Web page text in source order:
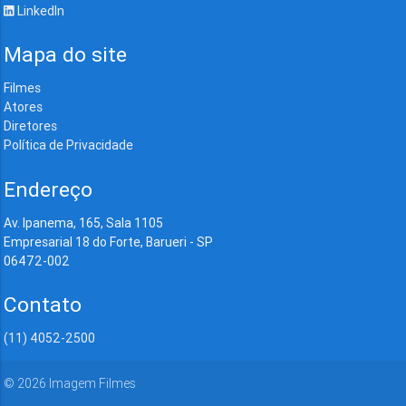
LinkedIn
Mapa do site
Filmes
Atores
Diretores
Política de Privacidade
Endereço
Av. Ipanema, 165, Sala 1105
Empresarial 18 do Forte, Barueri - SP
06472-002
Contato
(11) 4052-2500
© 2026 Imagem Filmes